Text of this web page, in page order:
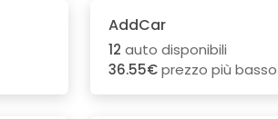
AddCar
12 auto disponibili
36.55€prezzo più basso